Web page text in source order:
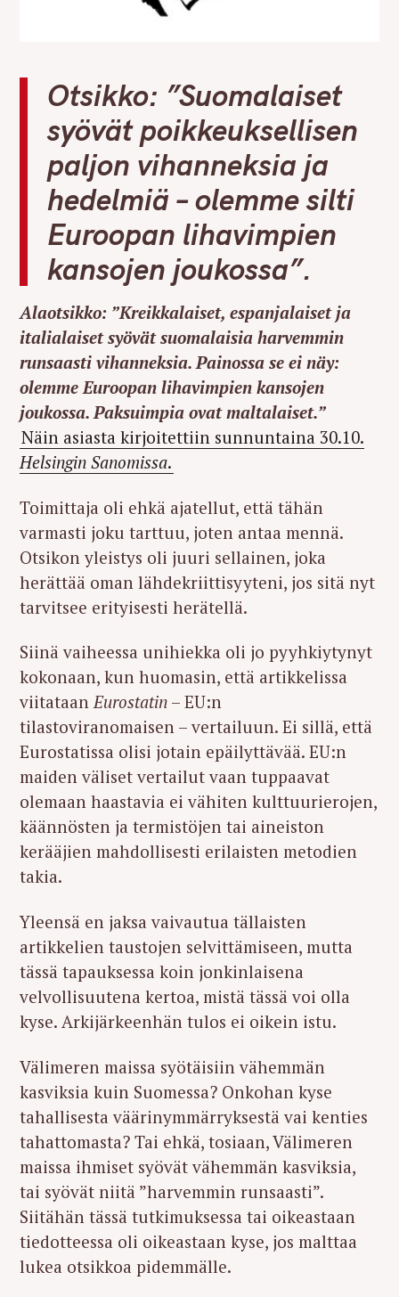
Otsikko: ”Suomalaiset
syövät poikkeuksellisen
paljon vihanneksia ja
hedelmiä – olemme silti
Euroopan lihavimpien
kansojen joukossa”.
Alaotsikko: ”Kreikkalaiset, espanjalaiset ja
italialaiset syövät suomalaisia harvemmin
runsaasti vihanneksia. Painossa se ei näy:
olemme Euroopan lihavimpien kansojen
joukossa. Paksuimpia ovat maltalaiset.”
Näin asiasta kirjoitettiin sunnuntaina 30.10.
Helsingin Sanomissa.
Toimittaja oli ehkä ajatellut, että tähän
varmasti joku tarttuu, joten antaa mennä.
Otsikon yleistys oli juuri sellainen, joka
herättää oman lähdekriittisyyteni, jos sitä nyt
tarvitsee erityisesti herätellä.
Siinä vaiheessa unihiekka oli jo pyyhkiytynyt
kokonaan, kun huomasin, että artikkelissa
viitataanEurostatin – EU:n
tilastoviranomaisen – vertailuun. Ei sillä, että
Eurostatissa olisi jotain epäilyttävää. EU:n
maiden väliset vertailut vaan tuppaavat
olemaan haastavia ei vähiten kulttuurierojen,
käännösten ja termistöjen tai aineiston
kerääjien mahdollisesti erilaisten metodien
takia.
Yleensä en jaksa vaivautua tällaisten
artikkelien taustojen selvittämiseen, mutta
tässä tapauksessa koin jonkinlaisena
velvollisuutena kertoa, mistä tässä voi olla
kyse. Arkijärkeenhän tulos ei oikein istu.
Välimeren maissa syötäisiin vähemmän
kasviksia kuin Suomessa? Onkohan kyse
tahallisesta väärinymmärryksestä vai kenties
tahattomasta? Tai ehkä, tosiaan, Välimeren
maissa ihmiset syövät vähemmän kasviksia,
tai syövät niitä ”harvemmin runsaasti”.
Siitähän tässä tutkimuksessa tai oikeastaan
tiedotteessa oli oikeastaan kyse, jos malttaa
lukea otsikkoa pidemmälle.